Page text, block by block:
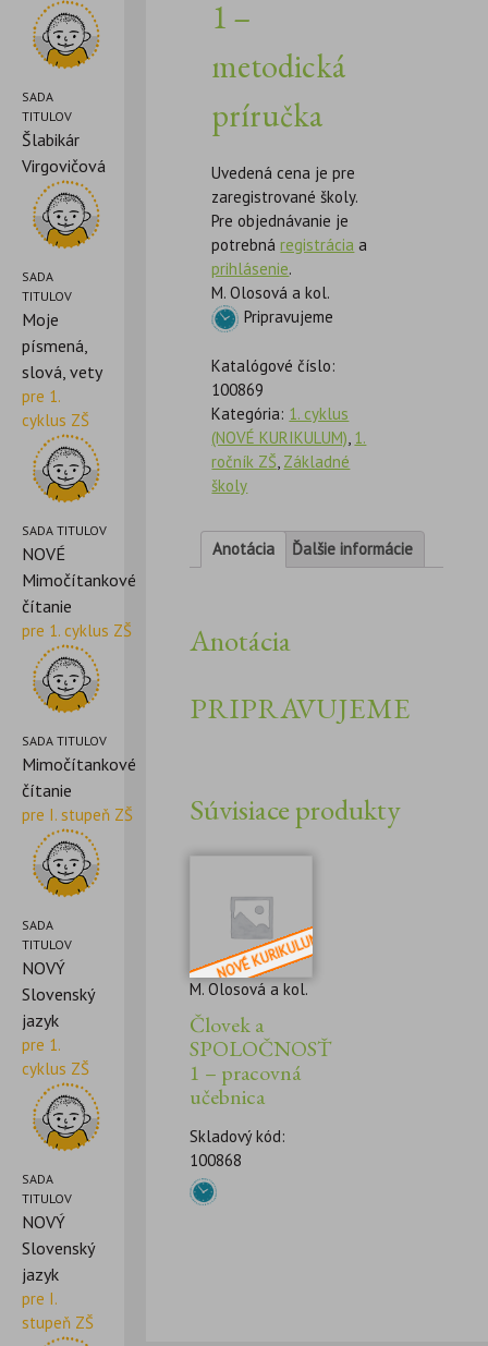
SADA
TITULOV
Šlabikár
Virgovičová
SADA
TITULOV
Moje
písmená,
slová, vety
pre 1.
cyklus ZŠ
SADA TITULOV
NOVÉ
Mimočítankové
čítanie
pre 1. cyklus ZŠ
SADA TITULOV
Mimočítankové
čítanie
pre I. stupeň ZŠ
SADA
TITULOV
NOVÝ
Slovenský
jazyk
pre 1.
cyklus ZŠ
SADA
TITULOV
NOVÝ
Slovenský
jazyk
pre I.
stupeň ZŠ
1 –
metodická
príručka
Uvedená cena je pre
zaregistrované školy.
Pre objednávanie je
potrebnáregistrácia a
prihlásenie.
M. Olosová a kol.
Pripravujeme
Katalógové číslo:
100869
Kategória: 1. cyklus
(NOVÉ KURIKULUM), 1.
ročník ZŠ, Základné
školy
Anotácia Ďalšie informácie
Anotácia
PRIPRAVUJEME
Súvisiace produkty
M. Olosová a kol.
Človek a
SPOLOČNOSŤ
1 – pracovná
učebnica
Skladový kód:
100868